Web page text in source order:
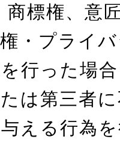
商標権、意
・プライ
行った場合
たは第三者
える行為